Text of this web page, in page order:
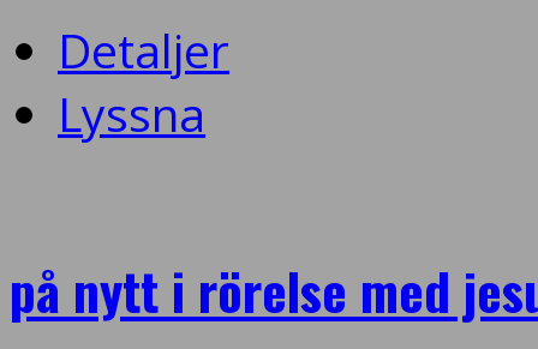
Detaljer
Lyssna
på nytt i rörelse med